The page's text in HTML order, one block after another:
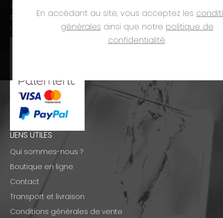
En accédant au site, vous acceptez les
générales ainsi que notre politique de
confidentialité.
Sam. :
Dim. et jours fériés :fermé
PAIEMENTS
LIENS UTILES
Qui sommes-nous ?
Boutique en ligne
Contact
Transport et livraison
Conditions générales de vente